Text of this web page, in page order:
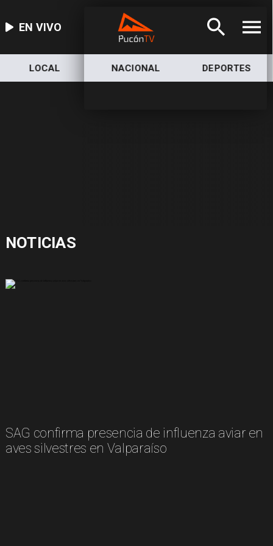
EN VIVO
LOCAL NACIONAL DEPORTES
NOTICIAS
SAG confirma presencia de influenza aviar en
aves silvestres en Valparaíso